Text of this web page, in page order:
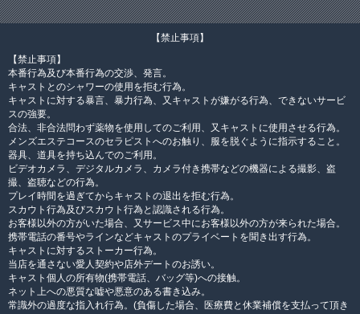
【禁止事項】
【禁止事項】
本番行為及び本番行為の交渉、発言。
キャストとのシャワーの使用を拒む行為。
キャストに対する暴言、暴力行為、又キャストが嫌がる行為、できないサービ
スの強要。
合法、非合法問わず薬物を使用してのご利用、又キャストに使用させる行為。
メンズエステコースのセラピストへのお触り、服を脱ぐように指示すること。
器具、道具を持ち込んでのご利用。
ビデオカメラ、デジタルカメラ、カメラ付き携帯などの機器による撮影、盗
撮、盗聴などの行為。
プレイ時間を過ぎてからキャストの退出を拒む行為。
スカウト行為及びスカウト行為と認識される行為。
お客様以外の方がいた場合、又サービス中にお客様以外の方が来られた場合。
携帯電話の番号やラインなどキャストのプライベートを聞き出す行為。
キャストに対するストーカー行為。
当店を通さない愛人契約や店外デートのお誘い。
キャスト個人の所有物(携帯電話、バッグ等)への接触。
ネット上への悪質な嘘や悪意のある書き込み。
常識外の過度な指入れ行為。(負傷した場合、医療費と休業補償を支払って頂き